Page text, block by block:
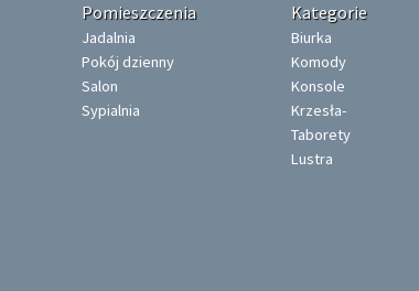
Pomieszczenia
Jadalnia
Pokój dzienny
Salon
Sypialnia
Kategorie
Biurka
Komody
Konsole
Krzesła-
Taborety
Lustra